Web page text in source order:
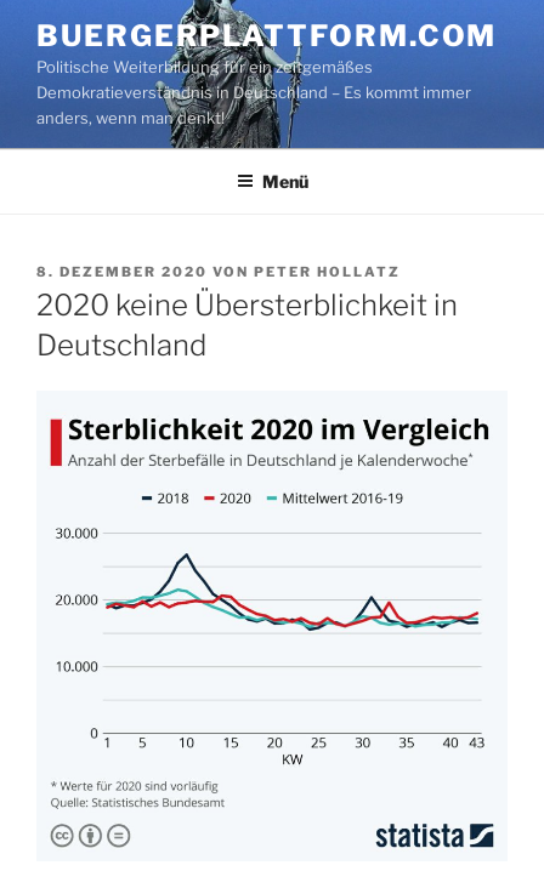
Inhalt
springen
BUERGERPLATTFORM.COM
Politische Weiterbildung für ein zeitgemäßes
Demokratieverständnis in Deutschland – Es kommt immer
anders, wenn man denkt!
Menü
VERÖFFENTLICHT
AM
8. DEZEMBER 2020 VON PETER HOLLATZ
2020 keine Übersterblichkeit in
Deutschland